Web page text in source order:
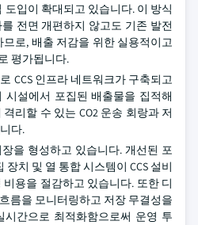
입이 확대되고 있습니다. 이 방식
전면 개편하지 않고도 기존 발전
로, 배출 저감을 위한 실용적이고
평가됩니다.
CCS 인프라 네트워크가 구축되고
시설에서 포집된 배출물을 집적해
리할 수 있는 CO2 운송 회랑과 저
다.
을 형성하고 있습니다. 개선된 포
장치 및 열 통합 시스템이 CCS 설비
용을 절감하고 있습니다. 또한 디
름을 모니터링하고 저장 무결성을
간으로 최적화함으로써 운영 투